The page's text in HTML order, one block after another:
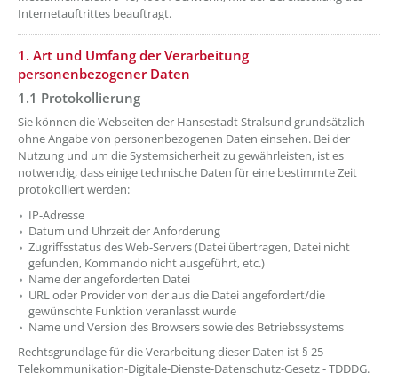
Internetauftrittes beauftragt.
??? absaetzeOben[2]/titel ???
1. Art und Umfang der Verarbeitung
personenbezogener Daten
1.1 Protokollierung
Sie können die Webseiten der Hansestadt Stralsund grundsätzlich
ohne Angabe von personenbezogenen Daten einsehen. Bei der
Nutzung und um die Systemsicherheit zu gewährleisten, ist es
notwendig, dass einige technische Daten für eine bestimmte Zeit
protokolliert werden:
IP-Adresse
Datum und Uhrzeit der Anforderung
Zugriffsstatus des Web-Servers (Datei übertragen, Datei nicht
gefunden, Kommando nicht ausgeführt, etc.)
Name der angeforderten Datei
URL oder Provider von der aus die Datei angefordert/die
gewünschte Funktion veranlasst wurde
Name und Version des Browsers sowie des Betriebssystems
Rechtsgrundlage für die Verarbeitung dieser Daten ist § 25
Telekommunikation-Digitale-Dienste-Datenschutz-Gesetz - TDDDG.